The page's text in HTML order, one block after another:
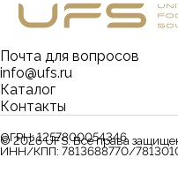
Каталог
Контакты
Почта для вопросов
info@ufs.ru
©2026UFS. Все права
ОГРН:1257800054346
ИНН/КПП: 7813688770/